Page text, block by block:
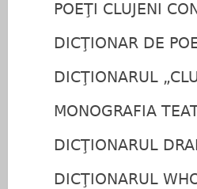
POEŢI CLUJENI
DICŢIONAR DE
DICŢIONARUL
MONOGRAFIA
DICŢIONARUL
DICŢIONARUL